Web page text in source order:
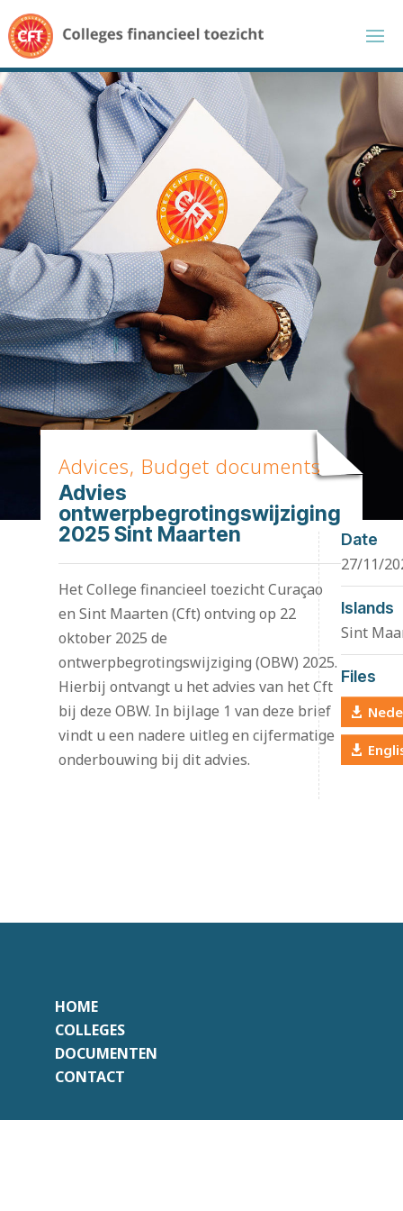
Advices, Budget documents
Advies
ontwerpbegrotingswijziging
2025 Sint Maarten
Het College financieel toezicht Curaçao
en Sint Maarten (Cft) ontving op 22
oktober 2025 de
ontwerpbegrotingswijziging (OBW) 2025.
Hierbij ontvangt u het advies van het Cft
bij deze OBW. In bijlage 1 van deze brief
vindt u een nadere uitleg en cijfermatige
onderbouwing bij dit advies.
Date
27/11/
Islands
Sint
Files
HOME
COLLEGES
DOCUMENTEN
CONTACT